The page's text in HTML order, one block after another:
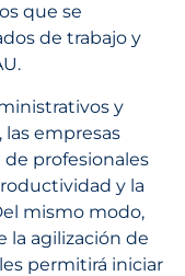
que se
de trabajo y
y
empresas
profesionales
y la
mismo modo,
la agilización de
permitirá iniciar